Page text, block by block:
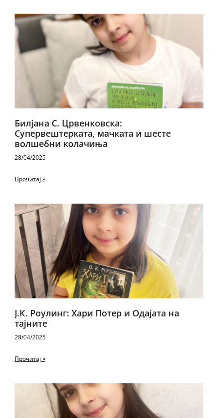
Билјана С. Црвенковска:
Супервештерката, мачката и шесте
волшебни колачиња
28/04/2025
Прочитај »
Ј.К. Роулинг: Хари Потер и Одајата на
тајните
28/04/2025
Прочитај »